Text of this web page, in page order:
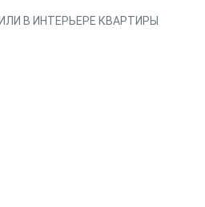
В ИНТЕРЬЕРЕ КВАРТИРЫ